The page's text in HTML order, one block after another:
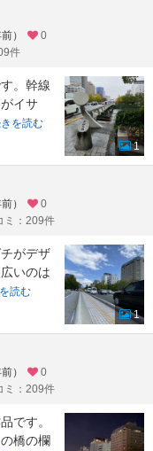
）
0
件
。幹線
イサ
を読む
1
）
0
ミ：209件
がデザ
いのは
読む
1
）
0
ミ：209件
です。
橋の欄